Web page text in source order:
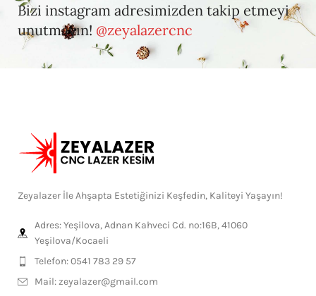
Bizi instagram adresimizden takip etmeyi
unutmayın! @zeyalazercnc
Zeyalazer İle Ahşapta Estetiğinizi Keşfedin, Kaliteyi Yaşayın!
Adres: Yeşilova, Adnan Kahveci Cd. no:16B, 41060
Yeşilova/Kocaeli
Telefon: 0541 783 29 57
Mail:zeyalazer@gmail.com